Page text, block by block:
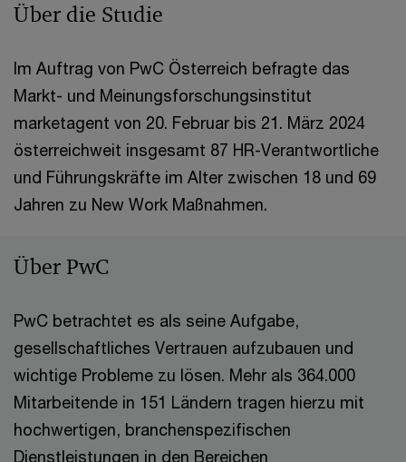
Über die Studie
Im Auftrag von PwC Österreich befragte das
Markt- und Meinungsforschungsinstitut
marketagent von 20. Februar bis 21. März 2024
österreichweit insgesamt 87 HR-Verantwortliche
und Führungskräfte im Alter zwischen 18 und 69
Jahren zu New Work Maßnahmen.
Über PwC
PwC betrachtet es als seine Aufgabe,
gesellschaftliches Vertrauen aufzubauen und
wichtige Probleme zu lösen. Mehr als 364.000
Mitarbeitende in 151 Ländern tragen hierzu mit
hochwertigen, branchenspezifischen
Dienstleistungen in den Bereichen